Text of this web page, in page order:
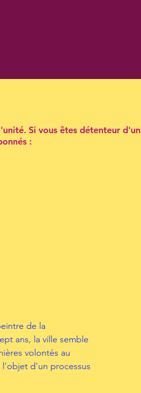
Si vous êtes détenteur d'un
:
de la
ans, la ville semble
volontés au
l'objet d'un processus